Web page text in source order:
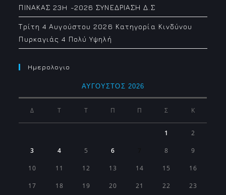
ΠΙΝΑΚΑΣ 23H -2026 ΣΥΝΕΔΡΙΑΣΗ Δ.Σ
Τρίτη 4 Αυγούστου 2026 Κατηγορία Κινδύνου
Πυρκαγιάς 4 Πολύ Υψηλή
Ημερολογιο
ΑΎΓΟΥΣΤΟΣ 2026
Δ Τ Τ Π Π Σ Κ
1 2
3 4 5 6 8 9
10 11 12 13 14 15 16
17 18 19 20 21 22 23